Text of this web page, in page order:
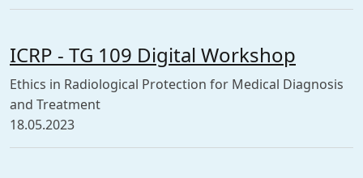
ICRP - TG 109 Digital Workshop
Ethics in Radiological Protection for Medical Diagnosis
and Treatment
18.05.2023